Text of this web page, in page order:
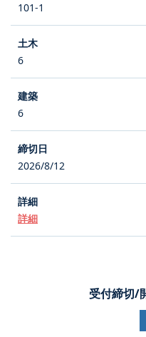
101-1
6
6
2026/8/12
詳細
受付締切/